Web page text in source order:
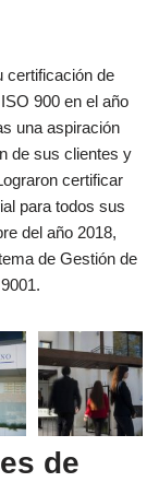
certificación de
900 en el año
una aspiración
de sus clientes y
certificar
para todos sus
del año 2018,
de Gestión de
de